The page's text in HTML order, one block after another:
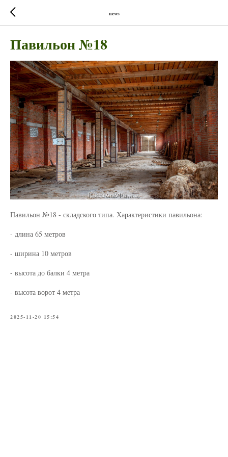
news
Павильон №18
Павильон №18 - складского типа. Характеристики павильона:
- длина 65 метров
- ширина 10 метров
- высота до балки 4 метра
- высота ворот 4 метра
2025-11-20 15:54